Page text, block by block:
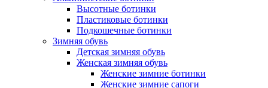
Высотные ботинки
Пластиковые ботинки
Подкошечные ботинки
Зимняя обувь
Детская зимняя обувь
Женская зимняя обувь
Женские зимние ботинки
Женские зимние сапоги